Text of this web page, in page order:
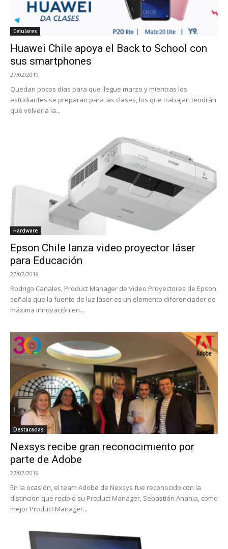
Celulares
Huawei Chile apoya el Back to School con
sus smartphones
27/02/2019
Quedan pocos días para que llegue marzo y mientras los
estudiantes se preparan para las clases, los que trabajan tendrán
que volver a la...
Hardware
Epson Chile lanza video proyector láser
para Educación
27/02/2019
Rodrigo Canales, Product Manager de Video Proyectores de Epson,
señala que la fuente de luz láser es un elemento diferenciador de
máxima innovación en...
Destacadas
Nexsys recibe gran reconocimiento por
parte de Adobe
27/02/2019
En la ocasión, el team Adobe de Nexsys fue reconocido con la
distinción que recibió su Product Manager, Sebastián Anania, como
mejor Product Manager...